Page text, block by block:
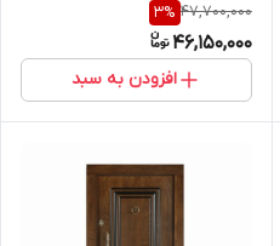
47,700,000
3%
46,150,000
افزودن به سبد